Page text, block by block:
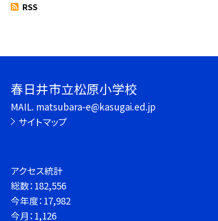
RSS
春日井市立松原小学校
MAIL. matsubara-e@kasugai.ed.jp
サイトマップ
アクセス統計
総数： 182,556
今年度： 17,982
今月： 1,126